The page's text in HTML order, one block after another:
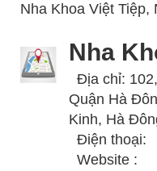
Nha Khoa Việt
Nha
Địa chỉ:
Quận Hà
Kinh, Hà
Điện thoại:
Website :